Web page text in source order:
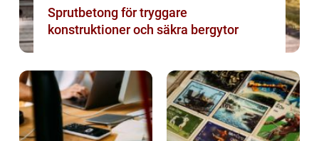
Sprutbetong för tryggare
konstruktioner och säkra bergytor